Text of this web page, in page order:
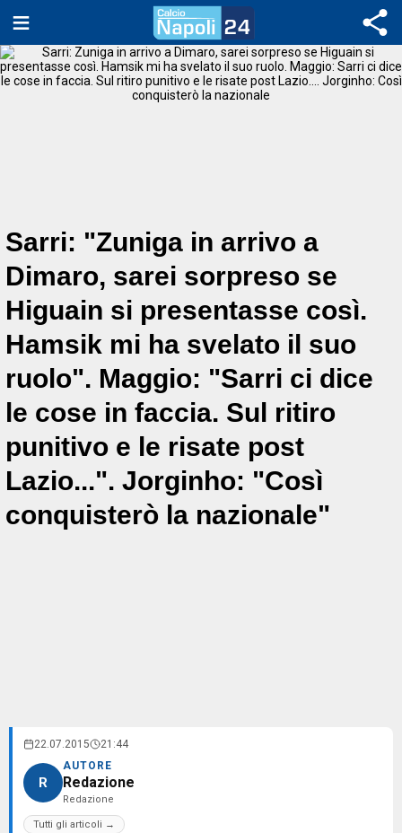
Sarri: "Zuniga in arrivo a
Dimaro, sarei sorpreso se
Higuain si presentasse così.
Hamsik mi ha svelato il suo
ruolo". Maggio: "Sarri ci dice
le cose in faccia. Sul ritiro
punitivo e le risate post
Lazio...". Jorginho: "Così
conquisterò la nazionale"
22.07.2015 21:44
R
AUTORE
Redazione
Redazione
Tutti gli articoli →